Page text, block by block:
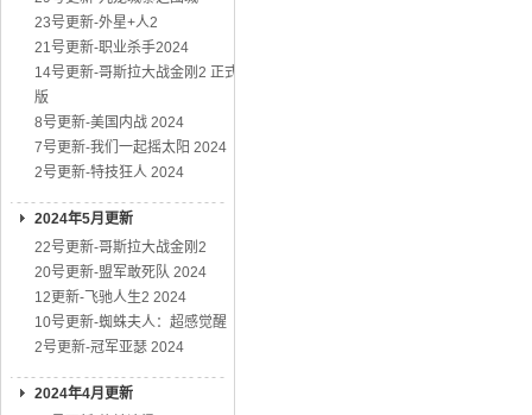
23号更新-外星+人2
21号更新-职业杀手2024
14号更新-哥斯拉大战金刚2 正式
版
8号更新-美国内战 2024
7号更新-我们一起摇太阳 2024
2号更新-特技狂人 2024
2024年5月更新
22号更新-哥斯拉大战金刚2
20号更新-盟军敢死队 2024
12更新-飞驰人生2 2024
10号更新-蜘蛛夫人：超感觉醒
2号更新-冠军亚瑟 2024
2024年4月更新